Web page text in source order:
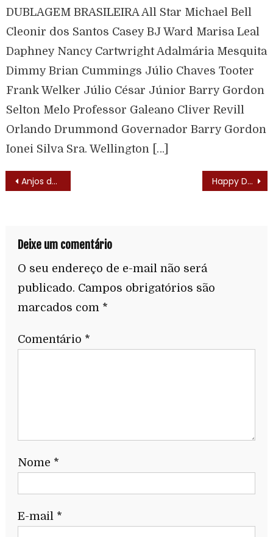
DUBLAGEM BRASILEIRA All Star Michael Bell
Cleonir dos Santos Casey BJ Ward Marisa Leal
Daphney Nancy Cartwright Adalmária Mesquita
Dimmy Brian Cummings Júlio Chaves Tooter
Frank Welker Júlio César Júnior Barry Gordon
Selton Melo Professor Galeano Cliver Revill
Orlando Drummond Governador Barry Gordon
Ionei Silva Sra. Wellington […]
Anjos da Lei (21 Jump Street – 1987) – Trilha Sonora Happy Days (Happy Days – 1974)
Deixe um comentário
O seu endereço de e-mail não será
publicado. Campos obrigatórios são
marcados com *
Comentário *
Nome *
E-mail *